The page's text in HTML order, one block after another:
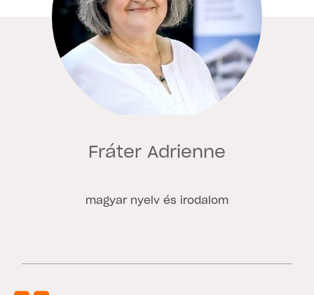
Fráter Adrienne
magyar nyelv és irodalom